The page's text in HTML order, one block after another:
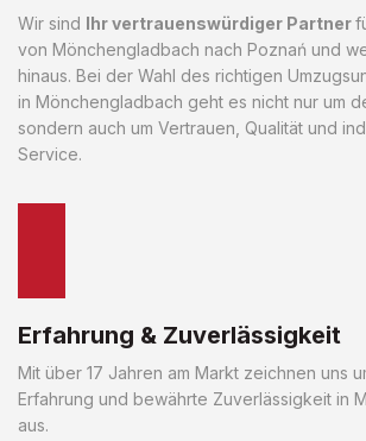
Wir sind Ihr vertrauenswürdiger Partner
von Mönchengladbach nach Poznań und
hinaus. Bei der Wahl des richtigen
in Mönchengladbach geht es nicht nur um
sondern auch um Vertrauen, Qualität und
Service.
Erfahrung & Zuverlässigkeit
Mit über 17 Jahren am Markt zeichnen uns
Erfahrung und bewährte Zuverlässigkeit in
aus.